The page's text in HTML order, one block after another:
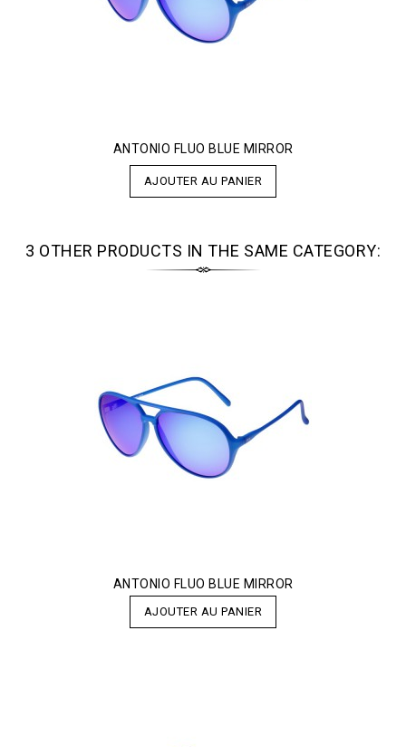
ANTONIO FLUO BLUE MIRROR
AJOUTER AU PANIER
3 OTHER PRODUCTS IN THE SAME CATEGORY:
ANTONIO FLUO BLUE MIRROR
AJOUTER AU PANIER